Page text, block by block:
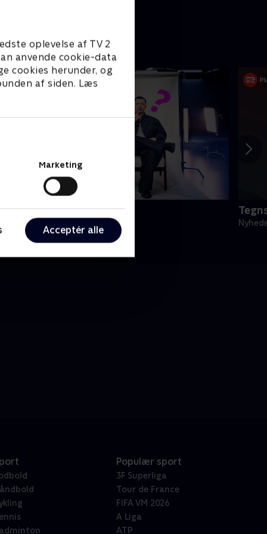
oplevelse af TV 2
anvende cookie-data
cookies herunder, og
af siden. Læs
Marketing
Acceptér alle
foregår der?
& Magasiner
Populær sport
3F Superliga
Tour de France
FIFA VM 2026
A Liga
ATP